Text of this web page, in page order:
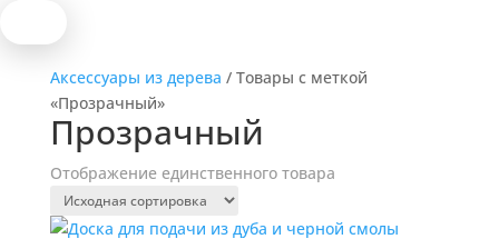
Аксессуары из дерева / Товары с меткой
«Прозрачный»
Прозрачный
Отображение единственного товара